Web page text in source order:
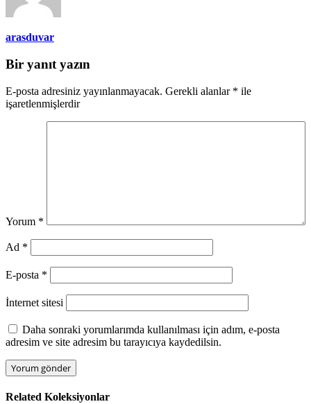
arasduvar
Bir yanıt yazın
E-posta adresiniz yayınlanmayacak. Gerekli alanlar * ile
işaretlenmişlerdir
Yorum *
Ad *
E-posta *
İnternet sitesi
Daha sonraki yorumlarımda kullanılması için adım, e-posta
adresim ve site adresim bu tarayıcıya kaydedilsin.
Related Koleksiyonlar